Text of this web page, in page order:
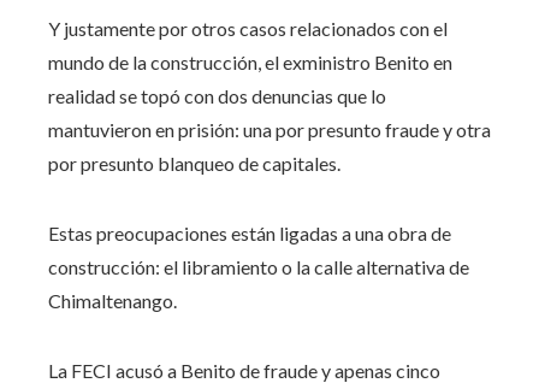
Y justamente por otros casos relacionados con el
mundo de la construcción, el exministro Benito en
realidad se topó con dos denuncias que lo
mantuvieron en prisión: una por presunto fraude y otra
por presunto blanqueo de capitales.
Estas preocupaciones están ligadas a una obra de
construcción: el libramiento o la calle alternativa de
Chimaltenango.
La FECI acusó a Benito de fraude y apenas cinco